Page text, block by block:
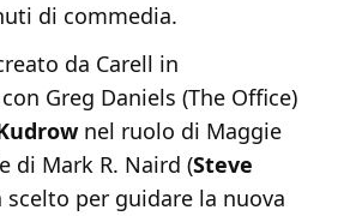
di commedia.
da Carell in
Greg Daniels (The Office)
nel ruolo di Maggie
di Mark R. Naird (Steve
scelto per guidare la nuova